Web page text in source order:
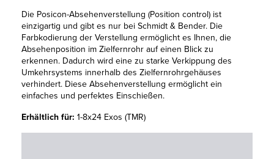
Die Posicon-Absehenverstellung (Position control) ist
einzigartig und gibt es nur bei Schmidt & Bender. Die
Farbkodierung der Verstellung ermöglicht es Ihnen, die
Absehenposition im Zielfernrohr auf einen Blick zu
erkennen. Dadurch wird eine zu starke Verkippung des
Umkehrsystems innerhalb des Zielfernrohrgehäuses
verhindert. Diese Absehenverstellung ermöglicht ein
einfaches und perfektes Einschießen.
Erhältlich für: 1-8x24 Exos (TMR)